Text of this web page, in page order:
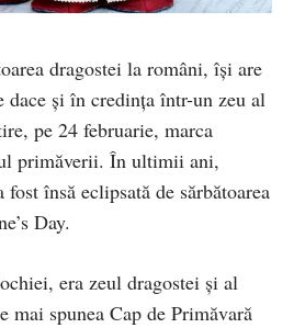
dragostei la români, îşi are
şi în credinţa într-un zeu al
pe 24 februarie, marca
primăverii. În ultimii ani,
fost însă eclipsată de sărbătoarea
Day.
era zeul dragostei şi al
mai spunea Cap de Primăvară